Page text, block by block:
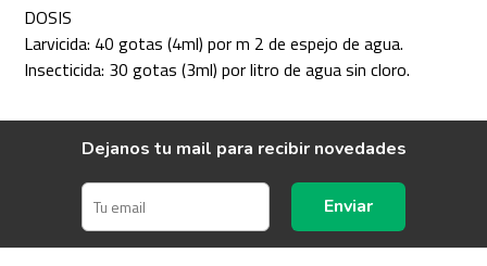
DOSIS
Larvicida: 40 gotas (4ml) por m 2 de espejo de agua.
Insecticida: 30 gotas (3ml) por litro de agua sin cloro.
Dejanos tu mail para recibir novedades
Enviar